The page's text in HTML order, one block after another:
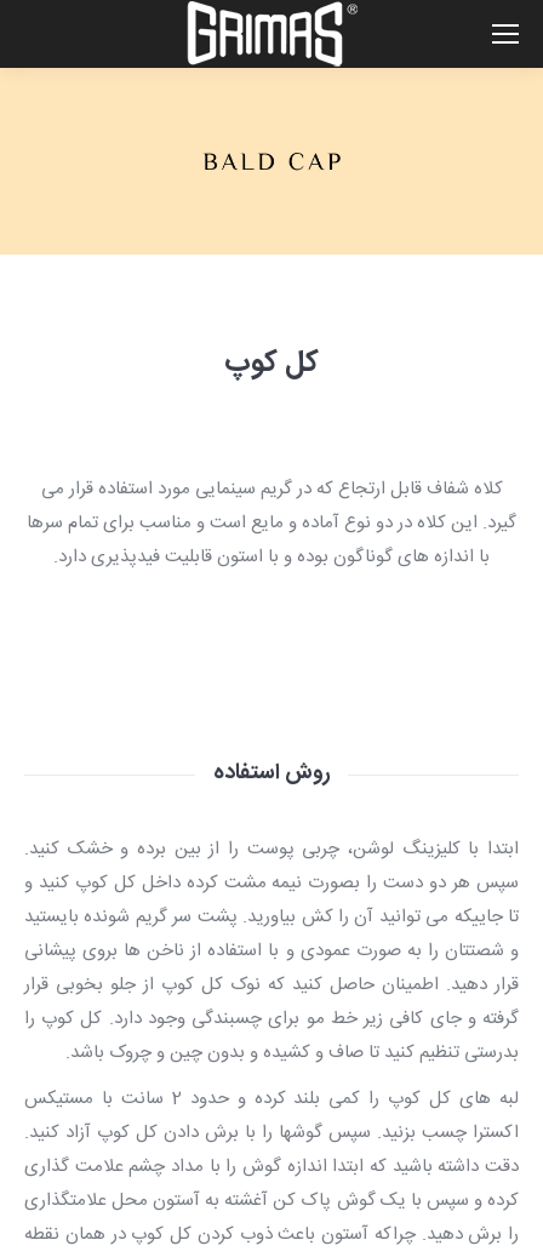
کل کوپ
کلاه شفاف قابل ارتجاع که در گریم سینمایی مورد استفاده قرار می
گیرد. این کلاه در دو نوع آماده و مایع است و مناسب برای تمام سرها
با اندازه های گوناگون بوده و با استون قابلیت فیدپذیری دارد.
روش استفاده
ابتدا با کلیزینگ لوشن، چربی پوست را از بین برده و خشک کنید.
سپس هر دو دست را بصورت نیمه مشت کرده داخل کل کوپ کنید و
تا جاییکه می توانید آن را کش بیاورید. پشت سر گریم شونده بایستید
و شصتتان را به صورت عمودی و با استفاده از ناخن ها بروی پیشانی
قرار دهید. اطمینان حاصل کنید که نوک کل کوپ از جلو بخوبی قرار
گرفته و جای کافی زیر خط مو برای چسبندگی وجود دارد. کل کوپ را
بدرستی تنظیم کنید تا صاف و کشیده و بدون چین و چروک باشد.
لبه های کل کوپ را کمی بلند کرده و حدود 2 سانت با مستیکس
اکسترا چسب بزنید. سپس گوشها را با برش دادن کل کوپ آزاد کنید.
دقت داشته باشید که ابتدا اندازه گوش را با مداد چشم علامت گذاری
کرده و سپس با یک گوش پاک کن آغشته به آستون محل علامتگذاری
را برش دهید. چراکه آستون باعث ذوب کردن کل کوپ در همان نقطه